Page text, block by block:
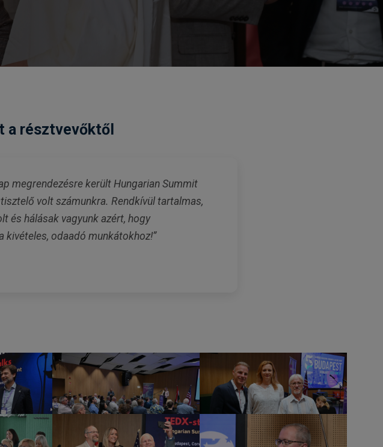
a résztvevőktől
megrendezésre került Hungarian Summit
volt számunkra. Rendkívül tartalmas,
és hálásak vagyunk azért, hogy
kivételes, odaadó munkátokhoz!”